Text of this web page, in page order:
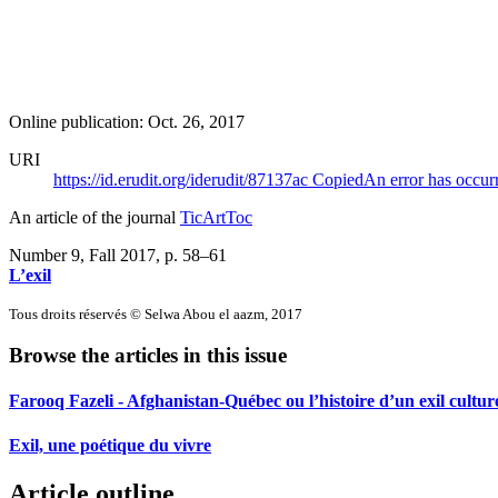
Online publication: Oct. 26, 2017
URI
https://id.erudit.org/iderudit/87137ac CopiedAn error has
An article of the journal TicArtToc
Number 9, Fall 2017, p. 58–61
L’exil
Tous droits réservés © Selwa Abou el aazm, 2017
Browse the articles in this issue
Farooq Fazeli - Afghanistan-Québec ou l’histoire d’un exil
Exil, une poétique du vivre